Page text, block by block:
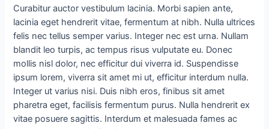
Curabitur auctor vestibulum lacinia. Morbi sapien ante,
lacinia eget hendrerit vitae, fermentum at nibh. Nulla ultrices
felis nec tellus semper varius. Integer nec est urna. Nullam
blandit leo turpis, ac tempus risus vulputate eu. Donec
mollis nisl dolor, nec efficitur dui viverra id. Suspendisse
ipsum lorem, viverra sit amet mi ut, efficitur interdum nulla.
Integer ut varius nisi. Duis nibh eros, finibus sit amet
pharetra eget, facilisis fermentum purus. Nulla hendrerit ex
vitae posuere sagittis. Interdum et malesuada fames ac